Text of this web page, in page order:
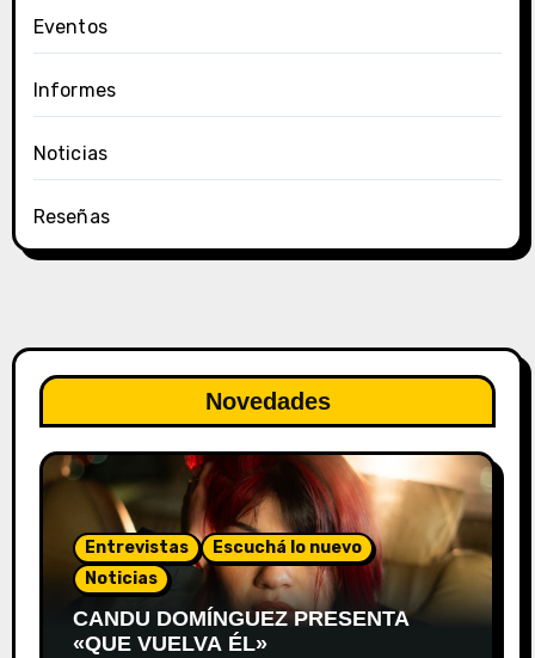
Eventos
Informes
Noticias
Reseñas
Novedades
Entrevistas
Escuchá lo nuevo
Noticias
CANDU DOMÍNGUEZ PRESENTA
«QUE VUELVA ÉL»